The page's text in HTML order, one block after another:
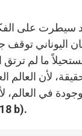
سيطرت على
اليوناني
ما لم
في العالم،
b).